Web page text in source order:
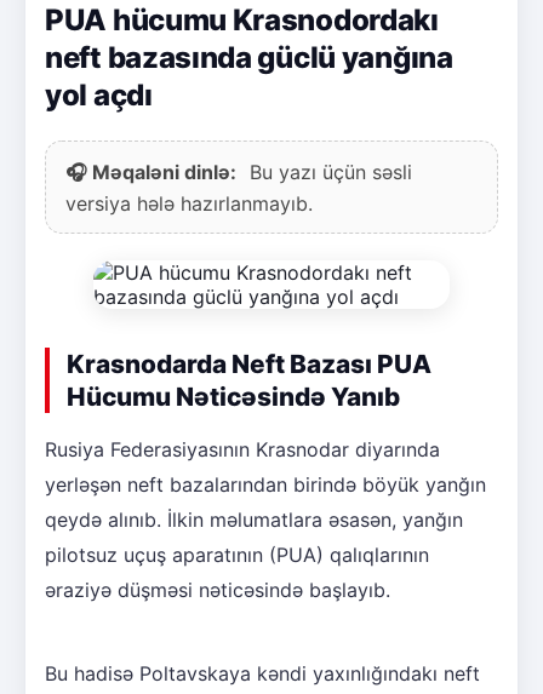
PUA hücumu Krasnodordakı
neft bazasında güclü yanğına
yol açdı
🎧 Məqaləni dinlə:
Bu yazı üçün səsli
versiya hələ hazırlanmayıb.
Krasnodarda Neft Bazası PUA
Hücumu Nəticəsində Yanıb
Rusiya Federasiyasının Krasnodar diyarında
yerləşən neft bazalarından birində böyük yanğın
qeydə alınıb. İlkin məlumatlara əsasən, yanğın
pilotsuz uçuş aparatının (PUA) qalıqlarının
əraziyə düşməsi nəticəsində başlayıb.
Bu hadisə Poltavskaya kəndi yaxınlığındakı neft